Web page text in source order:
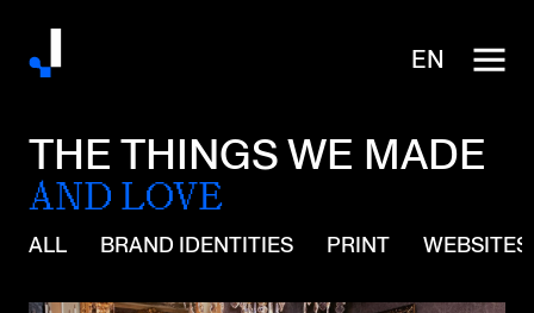
THE THINGS WE MADE
AND LOVE
ALL BRAND IDENTITIES PRINT WEBSITES
EN